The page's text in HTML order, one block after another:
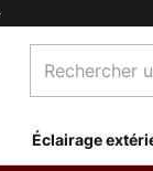
un
catégorie...
Éclairage